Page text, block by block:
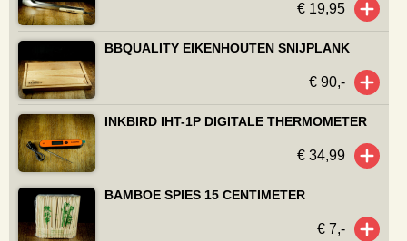
€ 19,95
BBQUALITY EIKENHOUTEN SNIJPLANK
€ 90,-
INKBIRD IHT-1P DIGITALE THERMOMETER
€ 34,99
BAMBOE SPIES 15 CENTIMETER
€ 7,-